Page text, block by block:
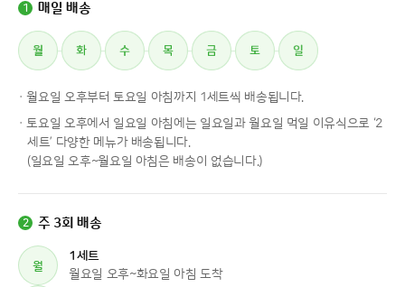
1 매일 배송
· 월요일 오후부터 토요일 아침까지 1세트씩 배송됩니다.
· 토요일 오후에서 일요일 아침에는 일요일과 월요일 먹일 이유식으로 ‘2
세트’ 다양한 메뉴가 배송됩니다.
(일요일 오후~월요일 아침은 배송이 없습니다.)
2 주 3회 배송
월
1세트
월요일 오후~화요일 아침 도착